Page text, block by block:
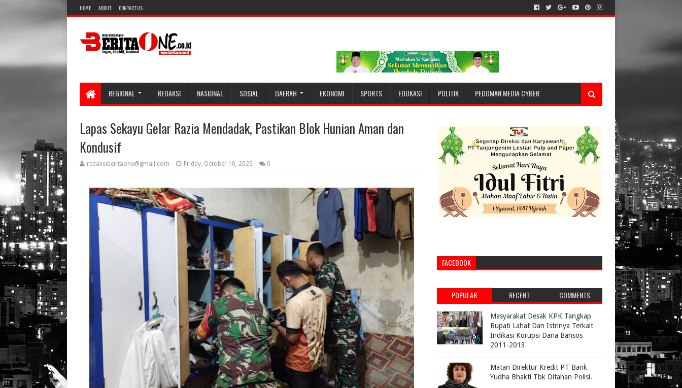
HOME ABOUT CONTACT US
REGIONAL REDAKSI NASIONAL SOSIAL DAERAH EKONOMI SPORTS EDUKASI POLITIK PEDOMAN MEDIA CYBER
Lapas Sekayu Gelar Razia Mendadak, Pastikan Blok Hunian Aman dan
Kondusif
redaksiberitaone@gmail.com Friday, October 10, 2025 0
FACEBOOK
POPULAR RECENT COMMENTS
Masyarakat Desak KPK Tangkap
Bupati Lahat Dan Istrinya Terkait
Indikasi Korupsi Dana Bansos
2011-2013
Matan Direktur Kredit PT Bank
Yudha Bhakti Tbk Ditahan Polisi.